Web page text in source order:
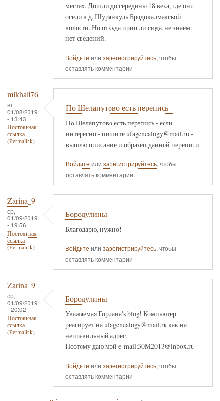
местах. Дошли до середины 18 века, где они
осели в д. Шуранкуль Бродокалмакской
волости. Но откуда пришли сюда, не знаем:
нет сведений.
Войдите или зарегистрируйтесь, чтобы
оставлять комментарии
mikhail76
вт,
01/08/2019
- 13:43
Постоянная
ссылка
(Permalink)
По Шелапутово есть перепись -
По Шелапутово есть перепись - если
интересно - пишите ufagenealogy@mail.ru -
вышлю описание и образец данной переписи
Войдите или зарегистрируйтесь, чтобы
оставлять комментарии
Zarina_9
ср,
01/09/2019
- 19:56
Постоянная
ссылка
(Permalink)
Бородулины
Благодарю, нужно!
Войдите или зарегистрируйтесь, чтобы
оставлять комментарии
Zarina_9
ср,
01/09/2019
- 20:02
Постоянная
ссылка
(Permalink)
Бородулины
Уважаемая Горлана's blog! Компьютер
реагирует на ufagenealogy@mail.ru как на
неправильный адрес.
Поэтому даю мой e-mail:30M2013@inbox.ru
Войдите или зарегистрируйтесь, чтобы
оставлять комментарии